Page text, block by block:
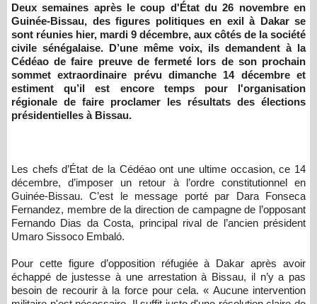
Deux semaines après le coup d'État du 26 novembre en
Guinée-Bissau, des figures politiques en exil à Dakar se
sont réunies hier, mardi 9 décembre, aux côtés de la société
civile sénégalaise. D’une même voix, ils demandent à la
Cédéao de faire preuve de fermeté lors de son prochain
sommet extraordinaire prévu dimanche 14 décembre et
estiment qu’il est encore temps pour l'organisation
régionale de faire proclamer les résultats des élections
présidentielles à Bissau.
Les chefs d’État de la Cédéao ont une ultime occasion, ce 14
décembre, d’imposer un retour à l’ordre constitutionnel en
Guinée-Bissau. C’est le message porté par Dara Fonseca
Fernandez, membre de la direction de campagne de l’opposant
Fernando Dias da Costa, principal rival de l’ancien président
Umaro Sissoco Embaló.
Pour cette figure d’opposition réfugiée à Dakar après avoir
échappé de justesse à une arrestation à Bissau, il n’y a pas
besoin de recourir à la force pour cela. « Aucune intervention